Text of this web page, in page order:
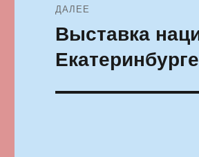
ДАЛЕЕ
Следующая
Выставка
Екатеринбурге